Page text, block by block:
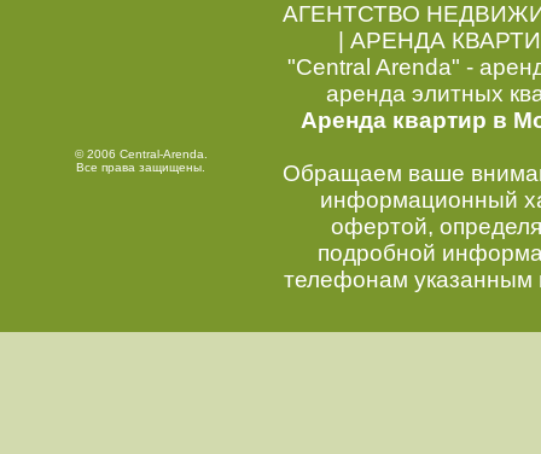
© 2006 Central-Arenda.
Все права защищены.
АГЕНТСТВО
|АРЕНДА
"Central Arenda" -
аренда элитных
Аренда квартир в
Обращаем ваше
информационный
офертой,
подробной
телефонам указанным